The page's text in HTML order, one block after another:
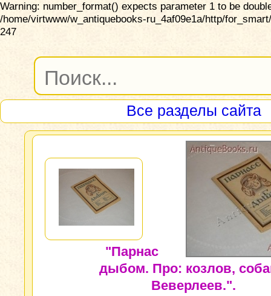
Warning: number_format() expects parameter 1 to be
/home/virtwww/w_antiquebooks-ru_4af09e1a/http/
247
Все разделы сайта
"Парнас
дыбом. Про: козлов,
Веверлеев.".